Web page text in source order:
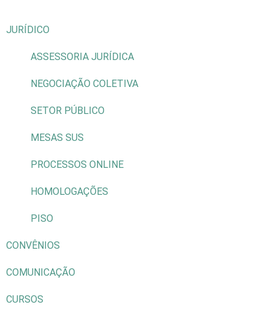
JURÍDICO
ASSESSORIA JURÍDICA
NEGOCIAÇÃO COLETIVA
SETOR PÚBLICO
MESAS SUS
PROCESSOS ONLINE
HOMOLOGAÇÕES
PISO
CONVÊNIOS
COMUNICAÇÃO
CURSOS